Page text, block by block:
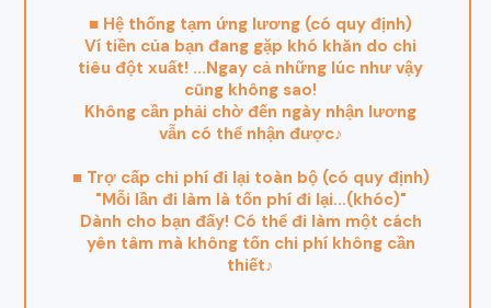
■ Hệ thống tạm ứng lương (có quy định)
Ví tiền của bạn đang gặp khó khăn do chi
tiêu đột xuất! ...Ngay cả những lúc như vậy
cũng không sao!
Không cần phải chờ đến ngày nhận lương
vẫn có thể nhận được♪
■ Trợ cấp chi phí đi lại toàn bộ (có quy định)
"Mỗi lần đi làm là tốn phí đi lại...(khóc)"
Dành cho bạn đấy! Có thể đi làm một cách
yên tâm mà không tốn chi phí không cần
thiết♪